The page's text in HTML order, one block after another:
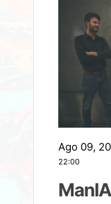
Ago 09,
22:00